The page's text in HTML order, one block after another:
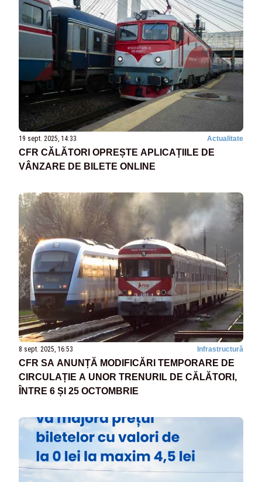
19 sept. 2025, 14:33 Actualitate
CFR CĂLĂTORI OPREȘTE APLICAȚIILE DE
VÂNZARE DE BILETE ONLINE
8 sept. 2025, 16:53 Infrastructură
CFR SA ANUNȚĂ MODIFICĂRI TEMPORARE DE
CIRCULAȚIE A UNOR TRENURIL DE CĂLĂTORI,
ÎNTRE 6 ȘI 25 OCTOMBRIE